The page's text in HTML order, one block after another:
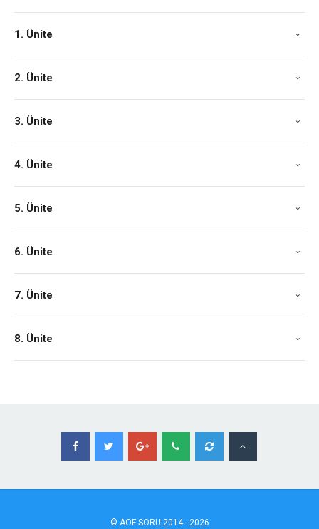
1. Ünite
2. Ünite
3. Ünite
4. Ünite
5. Ünite
6. Ünite
7. Ünite
8. Ünite
© AÖFSORU 2014 - 2026